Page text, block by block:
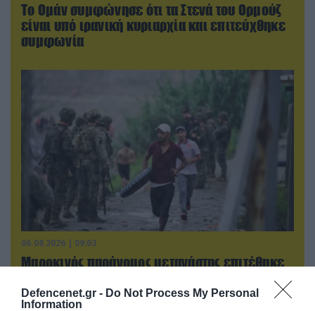
Defencenet.gr - Do Not Process My Personal
Information
Το Ομάν συμφώνησε ότι τα Στενά του Ορμούζ
είναι υπό ιρανική κυριαρχία και επιτεύχθηκε
συμφωνία
06.08.2026 | 09:03
Μαροκινός παράνομος μετανάστης επιτέθηκε
απείλησε ότι θα την κακοποιήσει!